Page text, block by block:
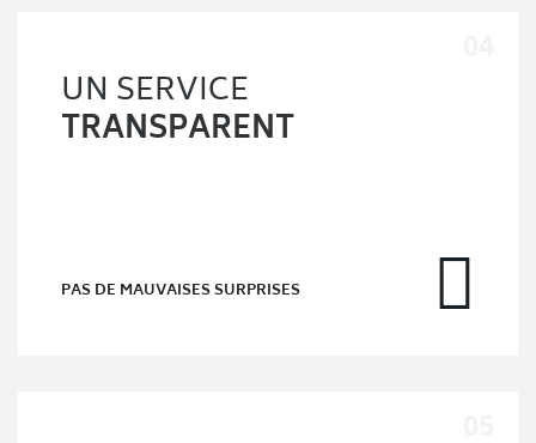
UN SERVICE
TRANSPARENT
PAS DE MAUVAISES SURPRISES